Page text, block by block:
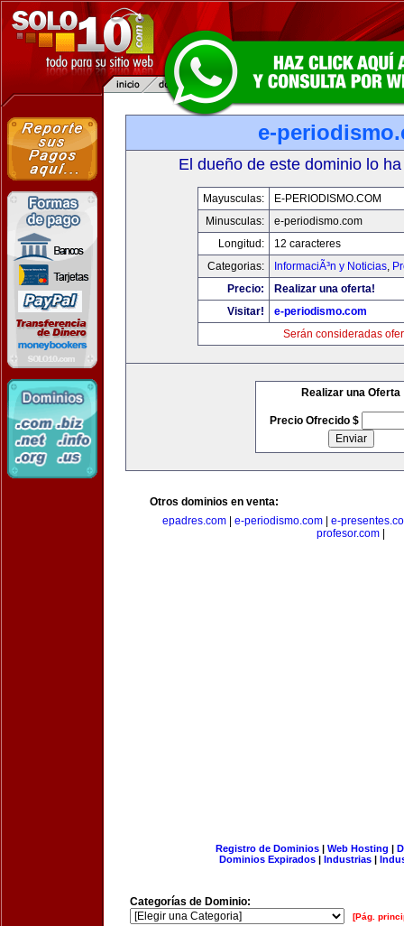
e-
El dueño de este dominio lo
Mayusculas:
E-PERIODISMO.COM
Minusculas:
e-periodismo.com
Longitud:
12 caracteres
Categorias:
InformaciÃ³n y Noticias,
Precio:
Realizar una oferta!
Visitar!
e-periodismo.com
Serán consideradas
Realizar una Oferta
Precio Ofrecido $
Otros dominios en venta:
epadres.com
e-periodismo.com
e-
profesor.com
Registro de Dominios| Web Hosting |
Dominios Expirados | Industrias |
Categorías de Dominio:
[Pág.